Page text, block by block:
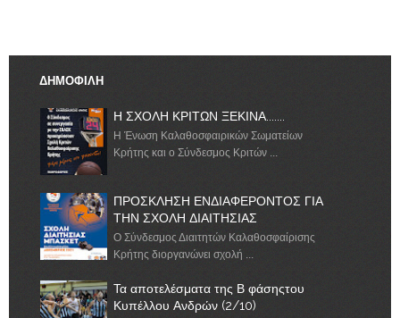
ΔΗΜΟΦΙΛΗ
Η ΣΧΟΛΗ ΚΡΙΤΩΝ ΞΕΚΙΝΑ.......
Η Ένωση Καλαθοσφαιρικών Σωματείων
Κρήτης και ο Σύνδεσμος Κριτών ...
ΠΡΟΣΚΛΗΣΗ ΕΝΔΙΑΦΕΡΟΝΤΟΣ ΓΙΑ
ΤΗΝ ΣΧΟΛΗ ΔΙΑΙΤΗΣΙΑΣ
Ο Σύνδεσμος Διαιτητών Καλαθοσφαίρισης
Κρήτης διοργανώνει σχολή ...
Τα αποτελέσματα της Β φάσηςτου
Κυπέλλου Ανδρών (2/10)